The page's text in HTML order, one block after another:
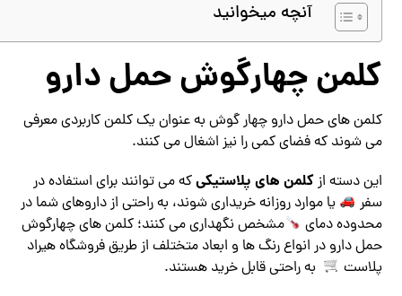
آنچه میخوانید
کلمن چهارگوش حمل دارو
کلمن های حمل دارو چهار گوش به عنوان یک کلمن کاربردی معرفی
می شوند که فضای کمی را نیز اشغال می کنند.
این دسته ازکلمن های پلاستیکیکه می توانند برای استفاده در
سفر
یا موارد روزانه خریداری شوند، به راحتی از داروهای شما در
محدوده دمای
مشخص نگهداری می کنند؛ کلمن های چهارگوش
حمل دارو در انواع رنگ ها و ابعاد متختلف از طریق فروشگاه هیراد
پلاست
به راحتی قابل خرید هستند.